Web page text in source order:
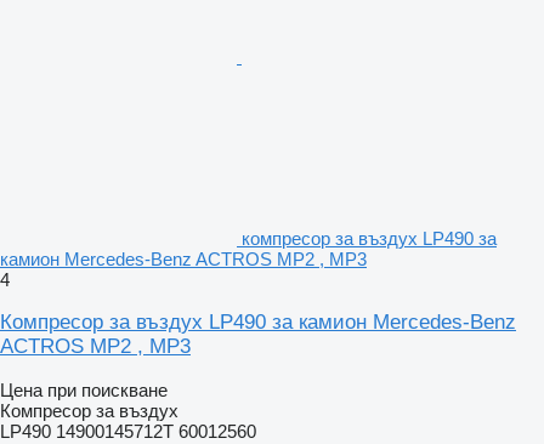
компресор за въздух LP490 за
камион Mercedes-Benz ACTROS MP2 , MP3
4
Компресор за въздух LP490 за камион Mercedes-Benz
ACTROS MP2 , MP3
Цена при поискване
Компресор за въздух
LP490 14900145712T 60012560